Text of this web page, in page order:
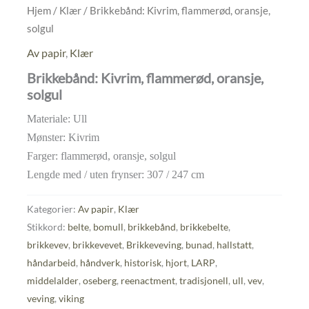
Hjem / Klær / Brikkebånd: Kivrim, flammerød, oransje,
solgul
Av papir, Klær
Brikkebånd: Kivrim, flammerød, oransje,
solgul
Materiale: Ull
Mønster: Kivrim
Farger: flammerød, oransje, solgul
Lengde med / uten frynser: 307 / 247 cm
Kategorier: Av papir, Klær
Stikkord: belte, bomull, brikkebånd, brikkebelte,
brikkevev, brikkevevet, Brikkeveving, bunad, hallstatt,
håndarbeid, håndverk, historisk, hjort, LARP,
middelalder, oseberg, reenactment, tradisjonell, ull, vev,
veving, viking